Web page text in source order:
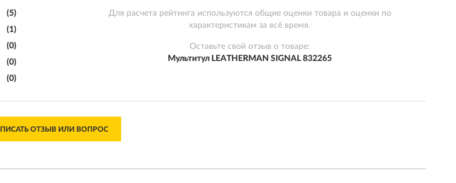
(5)
(1)
(0)
(0)
(0)
Для расчета рейтинга используются общие оценки товара и оценки по
характеристикам за всё время.
Оставьте свой отзыв о товаре:
Мультитул LEATHERMAN SIGNAL 832265
ОТЗЫВ ИЛИ ВОПРОС